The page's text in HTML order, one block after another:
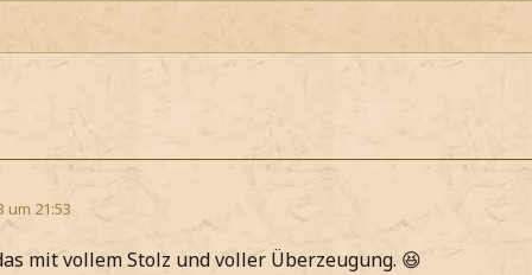
um 21:53
mit vollem Stolz und voller Überzeugung. 😆